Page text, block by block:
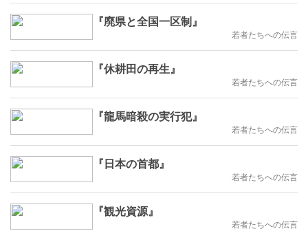
『廃県と全国一区制』
若者たちへの伝言
『休耕田の再生』
若者たちへの伝言
『龍馬暗殺の実行犯』
若者たちへの伝言
『日本の首都』
若者たちへの伝言
『観光資源』
若者たちへの伝言